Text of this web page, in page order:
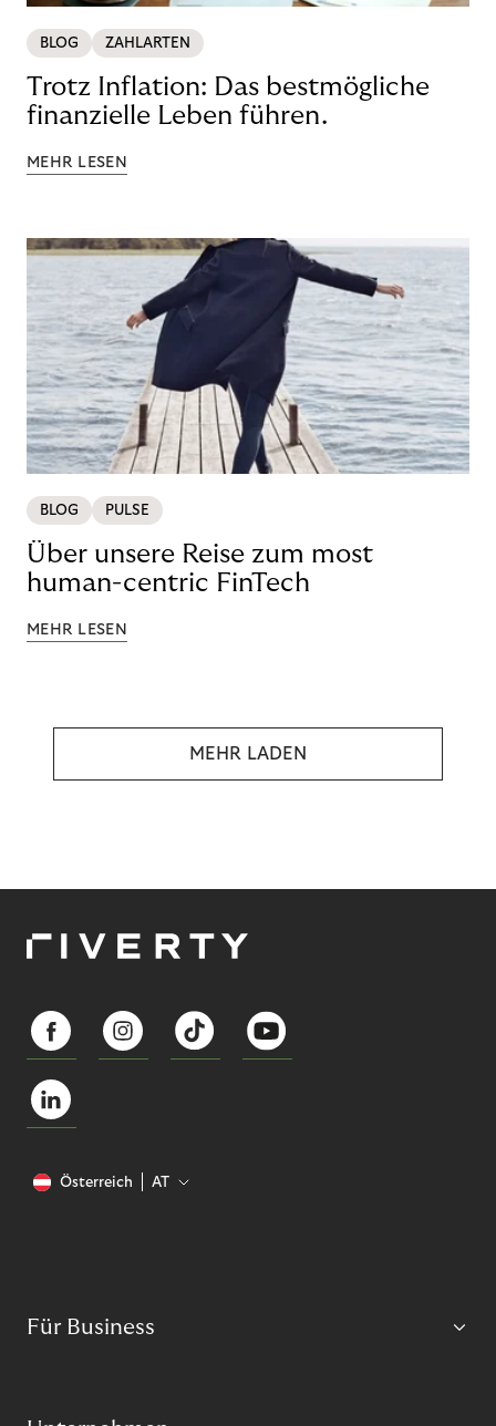
BLOG ZAHLARTEN
Trotz Inflation: Das bestmögliche
finanzielle Leben führen.
MEHR LESEN
BLOG PULSE
Über unsere Reise zum most
human-centric FinTech
MEHR LESEN
MEHR LADEN
Österreich AT
Für Business